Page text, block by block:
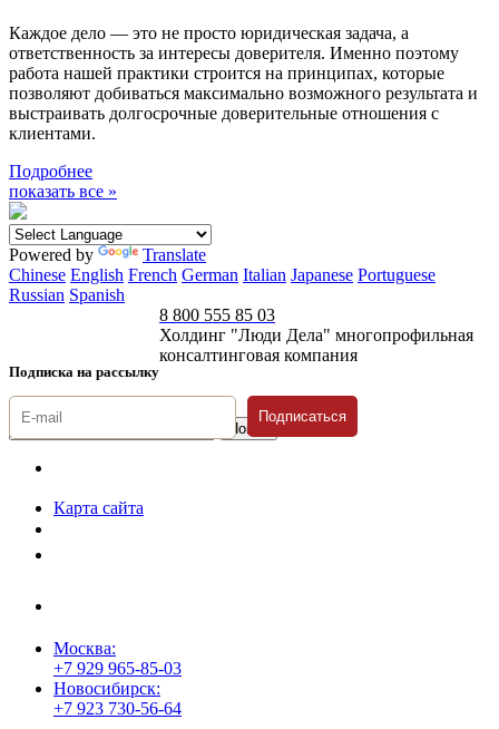
Каждое дело — это не просто юридическая задача, а
ответственность за интересы доверителя. Именно поэтому
работа нашей практики строится на принципах, которые
позволяют добиваться максимально возможного результата и
выстраивать долгосрочные доверительные отношения с
клиентами.
Подробнее
показать все »
Powered by
Translate
Chinese English French German Italian Japanese Portuguese
Russian Spanish
Подписка на рассылку
8 800 555 85 03
Холдинг "Люди Дела" многопрофильная
консалтинговая компания
Подписаться
Карта сайта
Москва:
+7 929 965-85-03
Новосибирск:
+7 923 730-56-64